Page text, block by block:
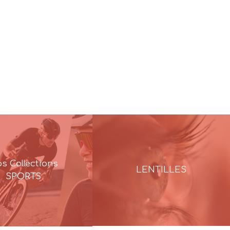
Collections
SPORTS
LENTILLES